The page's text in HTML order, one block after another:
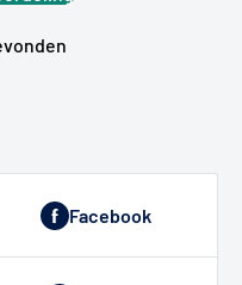
Facebook